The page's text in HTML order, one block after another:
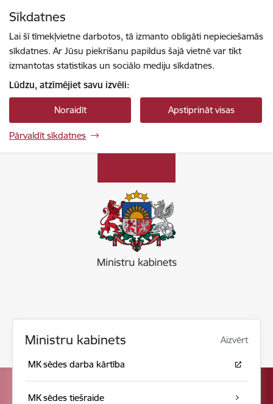
Sīkdatnes
Lai šī tīmekļvietne darbotos, tā izmanto obligāti nepieciešamās
sīkdatnes. Ar Jūsu piekrišanu papildus šajā vietnē var tikt
izmantotas statistikas un sociālo mediju sīkdatnes.
Lūdzu, atzīmējiet savu izvēli:
Noraidīt Apstiprināt visas
Pārvaldīt sīkdatnes
Ministru kabinets Aizvērt
MK sēdes darba kārtība
MK sēdes tiešraide